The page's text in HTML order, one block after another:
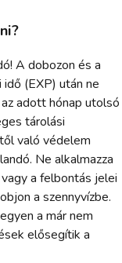
A dobozon és a
(EXP) után ne
adott hónap utolsó
tárolási
való védelem
Ne alkalmazza
a felbontás jelei
a szennyvízbe.
a már nem
elősegítik a